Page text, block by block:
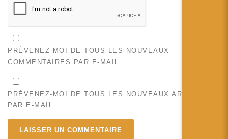
PRÉVENEZ-MOI DE TOUS LES NOUVEAUX
COMMENTAIRES PAR E-MAIL.
PRÉVENEZ-MOI DE TOUS LES NOUVEAUX ARTICLES
PAR E-MAIL.